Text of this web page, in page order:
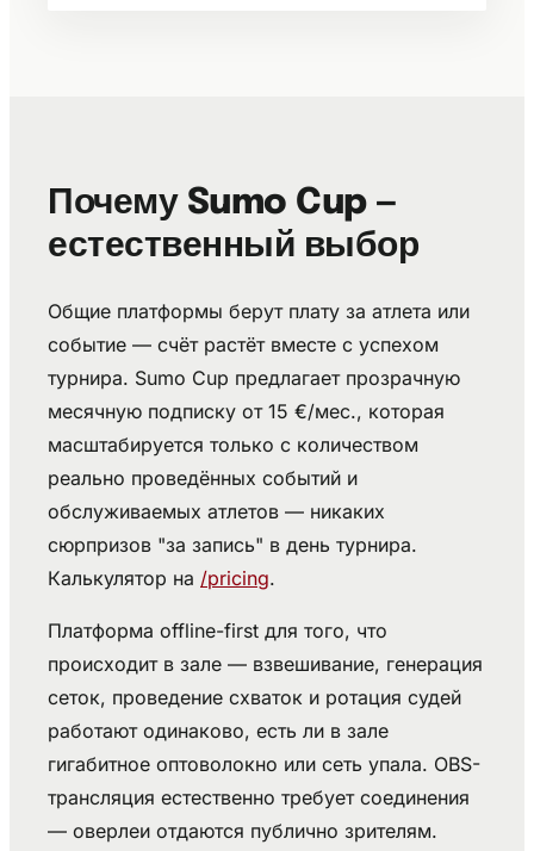
Почему Sumo Cup —
естественный выбор
Общие платформы берут плату за атлета или
событие — счёт растёт вместе с успехом
турнира. Sumo Cup предлагает прозрачную
месячную подписку от 15 €/мес., которая
масштабируется только с количеством
реально проведённых событий и
обслуживаемых атлетов — никаких
сюрпризов "за запись" в день турнира.
Калькулятор на /pricing.
Платформа offline-first для того, что
происходит в зале — взвешивание, генерация
сеток, проведение схваток и ротация судей
работают одинаково, есть ли в зале
гигабитное оптоволокно или сеть упала. OBS-
трансляция естественно требует соединения
— оверлеи отдаются публично зрителям.